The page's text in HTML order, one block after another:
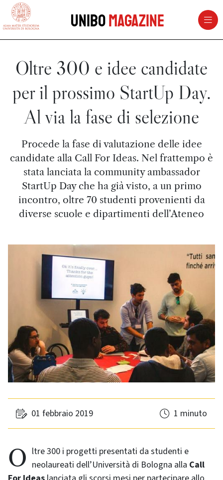
vai al contenuto della pagina
UniboMagazine
Oltre 300 e idee candidate
per il prossimo StartUp Day.
Al via la fase di selezione
Procede la fase di valutazione delle idee
candidate alla Call For Ideas. Nel frattempo è
stata lanciata la community ambassador
StartUp Day che ha già visto, a un primo
incontro, oltre 70 studenti provenienti da
diverse scuole e dipartimenti dell’Ateneo
01 febbraio 2019 1 minuto
Oltre 300 i progetti presentati da studenti e neolaureati dell’Università di Bologna alla Call